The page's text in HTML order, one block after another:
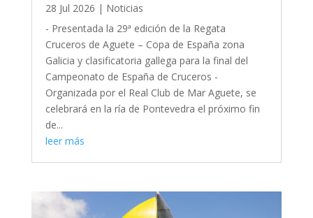
28 Jul 2026 | Noticias
- Presentada la 29ª edición de la Regata
Cruceros de Aguete – Copa de España zona
Galicia y clasificatoria gallega para la final del
Campeonato de España de Cruceros -
Organizada por el Real Club de Mar Aguete, se
celebrará en la ría de Pontevedra el próximo fin
de...
leer más